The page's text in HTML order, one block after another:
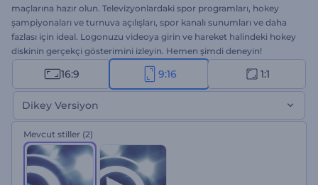
maçlarına hazır olun. Televizyonlardaki spor programları, hokey
şampiyonaları ve turnuva açılışları, spor kanalı sunumları ve daha
fazlası için ideal. Logonuzu videoya girin ve hareket halindeki hokey
diskinin gerçekçi gösterimini izleyin. Hemen şimdi deneyin!
16:9 9:16 1:1
Dikey Versiyon
Mevcut stiller (2)